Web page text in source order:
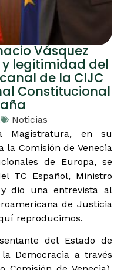
Vásquez
legitimidad del
de la CIJC
Constitucional
Noticias
Magistratura, en su
la Comisión de Venecia
de Europa, se
TC Español, Ministro
y dio una entrevista al
de Justicia
reproducimos.
del Estado de
Democracia a través